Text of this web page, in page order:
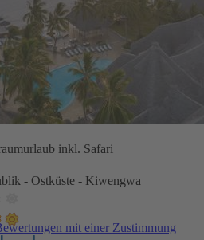
inkl. Safari
- Ostküste - Kiwengwa
mit einer Zustimmung